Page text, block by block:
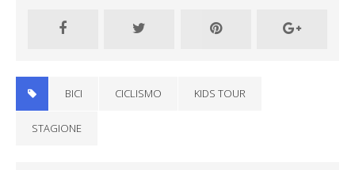
BICI CICLISMO KIDS TOUR
STAGIONE